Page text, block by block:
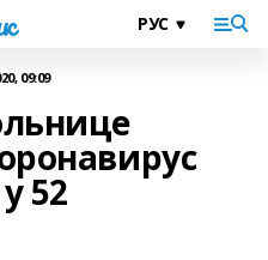
09:09
52